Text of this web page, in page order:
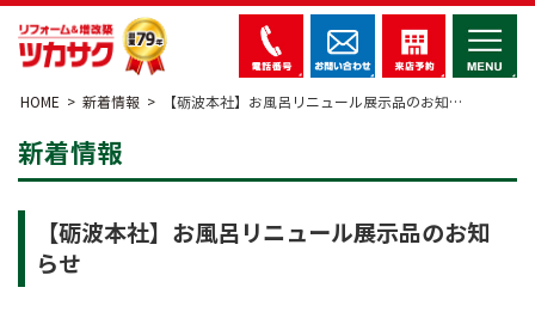
HOME 新着情報 【砺波本社】お風呂リニュール展示品のお知…
新着情報
【砺波本社】お風呂リニュール展示品のお知
らせ